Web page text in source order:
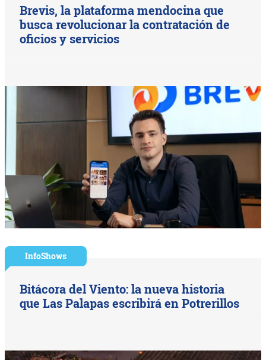
Brevis, la plataforma mendocina que
busca revolucionar la contratación de
oficios y servicios
InfoShows
Bitácora del Viento: la nueva historia
que Las Palapas escribirá en Potrerillos